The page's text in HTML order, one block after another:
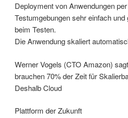
Deployment von Anwendungen
Testumgebungen sehr einfach und
beim Testen.
Die Anwendung skaliert
Werner Vogels (CTO Amazon)
brauchen 70% der Zeit für
Deshalb Cloud
Plattform der Zukunft